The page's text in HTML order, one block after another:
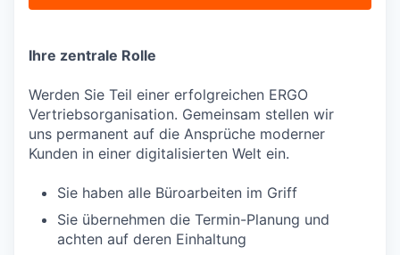
Ihre zentrale Rolle
Werden Sie Teil einer erfolgreichen ERGO
Vertriebsorganisation. Gemeinsam stellen wir
uns permanent auf die Ansprüche moderner
Kunden in einer digitalisierten Welt ein.
Sie haben alle Büroarbeiten im Griff
Sie übernehmen die Termin-Planung und
achten auf deren Einhaltung